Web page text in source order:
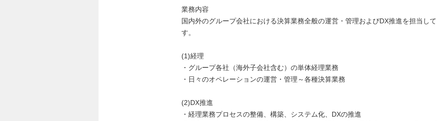
業務内容
国内外のグループ会社における決算業務全般の運営・管理およびDX推進を担当し
す。
(1)経理
・グループ各社（海外子会社含む）の単体経理業務
・日々のオペレーションの運営・管理～各種決算業務
(2)DX推進
・経理業務プロセスの整備、構築、システム化、DXの推進